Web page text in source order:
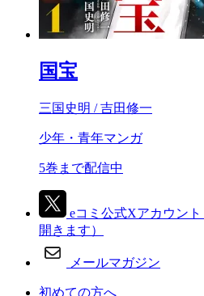
国宝
三国史明 / 吉田修一
少年・青年マンガ
5巻まで配信中
eコミ公式Xアカウント
開きます）
メールマガジン
初めての方へ